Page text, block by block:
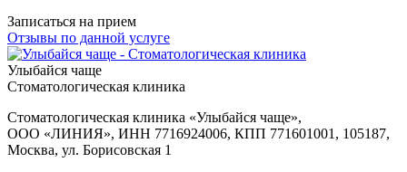
Записаться на прием
Отзывы по данной услуге
Улыбайся чаще
Стоматологическая клиника
Стоматологическая клиника «Улыбайся чаще»,
ООО «ЛИНИЯ», ИНН 7716924006, КПП 771601001, 105187,
Москва, ул. Борисовская 1